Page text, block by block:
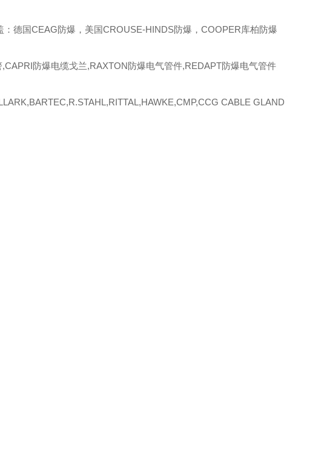
：德国CEAG防爆，美国CROUSE-HINDS防爆，COOPER库柏防爆
防爆电缆戈兰,RAXTON防爆电气管件,REDAPT防爆电气管件
CABLE GLAND